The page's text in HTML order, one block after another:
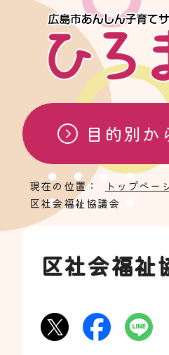
目的別か
現在の位置： トップペー
区社会福祉協議会
区社会福祉